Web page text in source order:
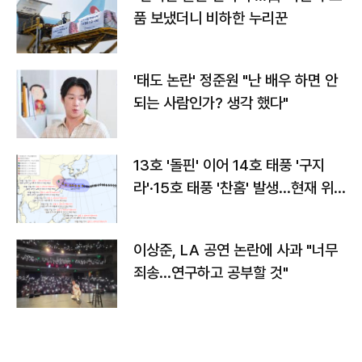
품 보냈더니 비하한 누리꾼
'태도 논란' 정준원 "난 배우 하면 안
되는 사람인가? 생각 했다"
13호 '돌핀' 이어 14호 태풍 '구지
라'·15호 태풍 '찬홈' 발생…현재 위
이상준, LA 공연 논란에 사과 "너무
죄송…연구하고 공부할 것"